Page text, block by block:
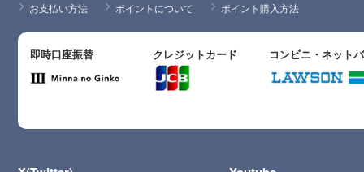
お支払い方法 ポイントについて ポイント購入方法
即時口座振替 クレジットカード コンビニ・ネット